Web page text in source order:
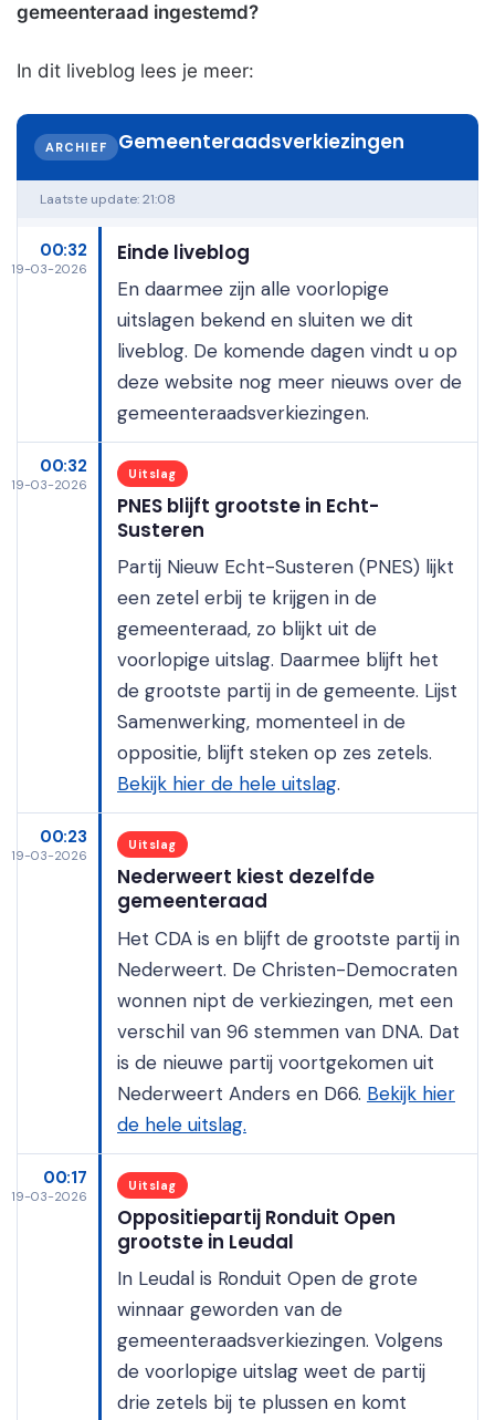
gemeenteraad ingestemd?
In dit liveblog lees je meer:
ARCHIEF Gemeenteraadsverkiezingen
Laatste update:21:08
00:32
19-03-2026
Einde liveblog
En daarmee zijn alle voorlopige
uitslagen bekend en sluiten we dit
liveblog. De komende dagen vindt u op
deze website nog meer nieuws over de
gemeenteraadsverkiezingen.
00:32
19-03-2026
Uitslag
PNES blijft grootste in Echt-
Susteren
Partij Nieuw Echt-Susteren (PNES) lijkt
een zetel erbij te krijgen in de
gemeenteraad, zo blijkt uit de
voorlopige uitslag. Daarmee blijft het
de grootste partij in de gemeente. Lijst
Samenwerking, momenteel in de
oppositie, blijft steken op zes zetels.
Bekijk hier de hele uitslag.
00:23
19-03-2026
Uitslag
Nederweert kiest dezelfde
gemeenteraad
Het CDA is en blijft de grootste partij in
Nederweert. De Christen-Democraten
wonnen nipt de verkiezingen, met een
verschil van 96 stemmen van DNA. Dat
is de nieuwe partij voortgekomen uit
Nederweert Anders en D66. Bekijk hier
de hele uitslag.
00:17
19-03-2026
Uitslag
Oppositiepartij Ronduit Open
grootste in Leudal
In Leudal is Ronduit Open de grote
winnaar geworden van de
gemeenteraadsverkiezingen. Volgens
de voorlopige uitslag weet de partij
drie zetels bij te plussen en komt